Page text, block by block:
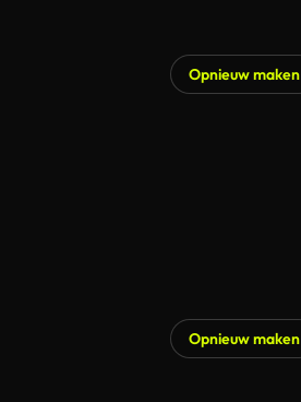
Opnieuw maken
Opnieuw maken